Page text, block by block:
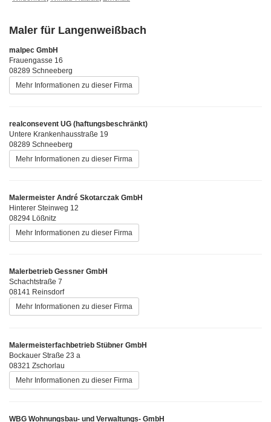
Maler für Langenweißbach
malpec GmbH
Frauengasse 16
08289 Schneeberg
Mehr Informationen zu dieser Firma
realconsevent UG (haftungsbeschränkt)
Untere Krankenhausstraße 19
08289 Schneeberg
Mehr Informationen zu dieser Firma
Malermeister André Skotarczak GmbH
Hinterer Steinweg 12
08294 Lößnitz
Mehr Informationen zu dieser Firma
Malerbetrieb Gessner GmbH
Schachtstraße 7
08141 Reinsdorf
Mehr Informationen zu dieser Firma
Malermeisterfachbetrieb Stübner GmbH
Bockauer Straße 23 a
08321 Zschorlau
Mehr Informationen zu dieser Firma
WBG Wohnungsbau- und Verwaltungs- GmbH